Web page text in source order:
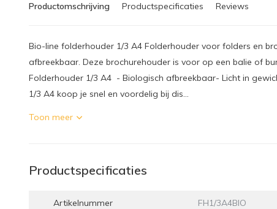
Productomschrijving Productspecificaties Reviews
Bio-line folderhouder 1/3 A4 Folderhouder voor folders en
afbreekbaar. Deze brochurehouder is voor op een balie of
Folderhouder 1/3 A4 - Biologisch afbreekbaar- Licht in
1/3 A4 koop je snel en voordelig bij dis...
Toon meer
Productspecificaties
Artikelnummer FH1/3A4BIO